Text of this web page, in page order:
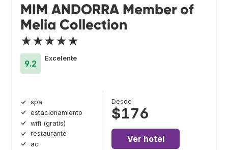
MIM ANDORRA Member of
Melia Collection
★★★★★
9.2
Excelente
spa
estacionamiento
wifi (gratis)
restaurante
ac
Desde
$176
Ver hotel